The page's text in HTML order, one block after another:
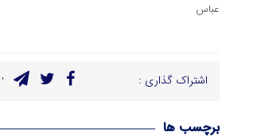
عباس
اشتراک گذاری :
برچسب ها